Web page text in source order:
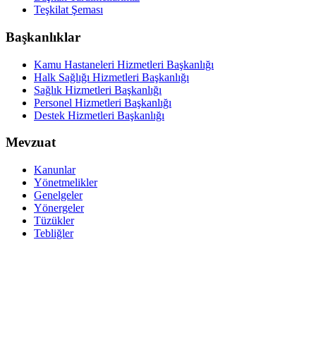
Teşkilat Şeması
Başkanlıklar
Kamu Hastaneleri Hizmetleri Başkanlığı
Halk Sağlığı Hizmetleri Başkanlığı
Sağlık Hizmetleri Başkanlığı
Personel Hizmetleri Başkanlığı
Destek Hizmetleri Başkanlığı
Mevzuat
Kanunlar
Yönetmelikler
Genelgeler
Yönergeler
Tüzükler
Tebliğler